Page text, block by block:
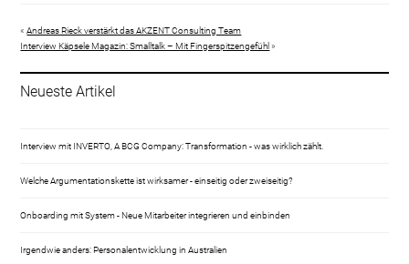
«Andreas Rieck verstärkt das AKZENT Consulting Team
Interview Käpsele Magazin: Smalltalk – Mit Fingerspitzengefühl »
Neueste Artikel
Interview mit INVERTO, A BCG Company: Transformation - was wirklich zählt.
Welche Argumentationskette ist wirksamer - einseitig oder zweiseitig?
Onboarding mit System - Neue Mitarbeiter integrieren und einbinden
Irgendwie anders: Personalentwicklung in Australien